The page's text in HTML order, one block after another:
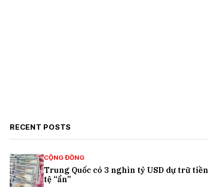
RECENT POSTS
CỘNG ĐỒNG
Trung Quốc có 3 nghìn tỷ USD dự trữ tiền
tệ “ẩn”